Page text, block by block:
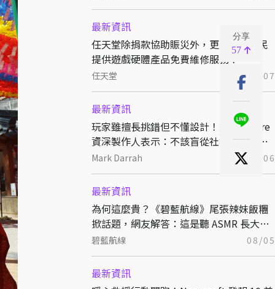
最新資訊
任天堂除捐款協助賑災外，更為熊本災民
提供遊戲硬體產品免費維修服務！
任天堂 08/07
最新資訊
玩家雖擅長挑錯但不懂設計！前 BioWare
資深製作人表示：不該盲從社群意見來決
定開發方向
Mark Darrah 08/06
最新資訊
為何這麼貴？《碧藍航線》尾張辣妹飯糰
掀話題，網友解答：這是聽 ASMR 長大的
特別稻米
碧藍航線 08/05
最新資訊
分享
57